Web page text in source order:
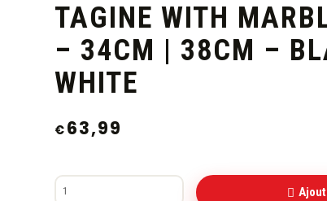
TAGINE WITH
– 34CM | 38CM –
WHITE
€63,99